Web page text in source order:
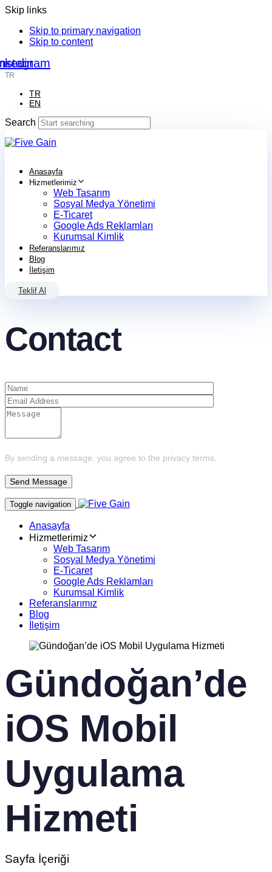
Skip links
Skip to primary navigation
Skip to content
TR
TR
EN
Search
Anasayfa
Hizmetlerimiz
Web Tasarım
Sosyal Medya Yönetimi
E-Ticaret
Google Ads Reklamları
Kurumsal Kimlik
Referanslarımız
Blog
İletişim
Teklif Al
Contact
By sending a message, you agree to the privacy terms.
Toggle navigation
Anasayfa
Hizmetlerimiz
Web Tasarım
Sosyal Medya Yönetimi
E-Ticaret
Google Ads Reklamları
Kurumsal Kimlik
Referanslarımız
Blog
İletişim
Gündoğan’de
iOS Mobil
Uygulama
Hizmeti
Sayfa İçeriği